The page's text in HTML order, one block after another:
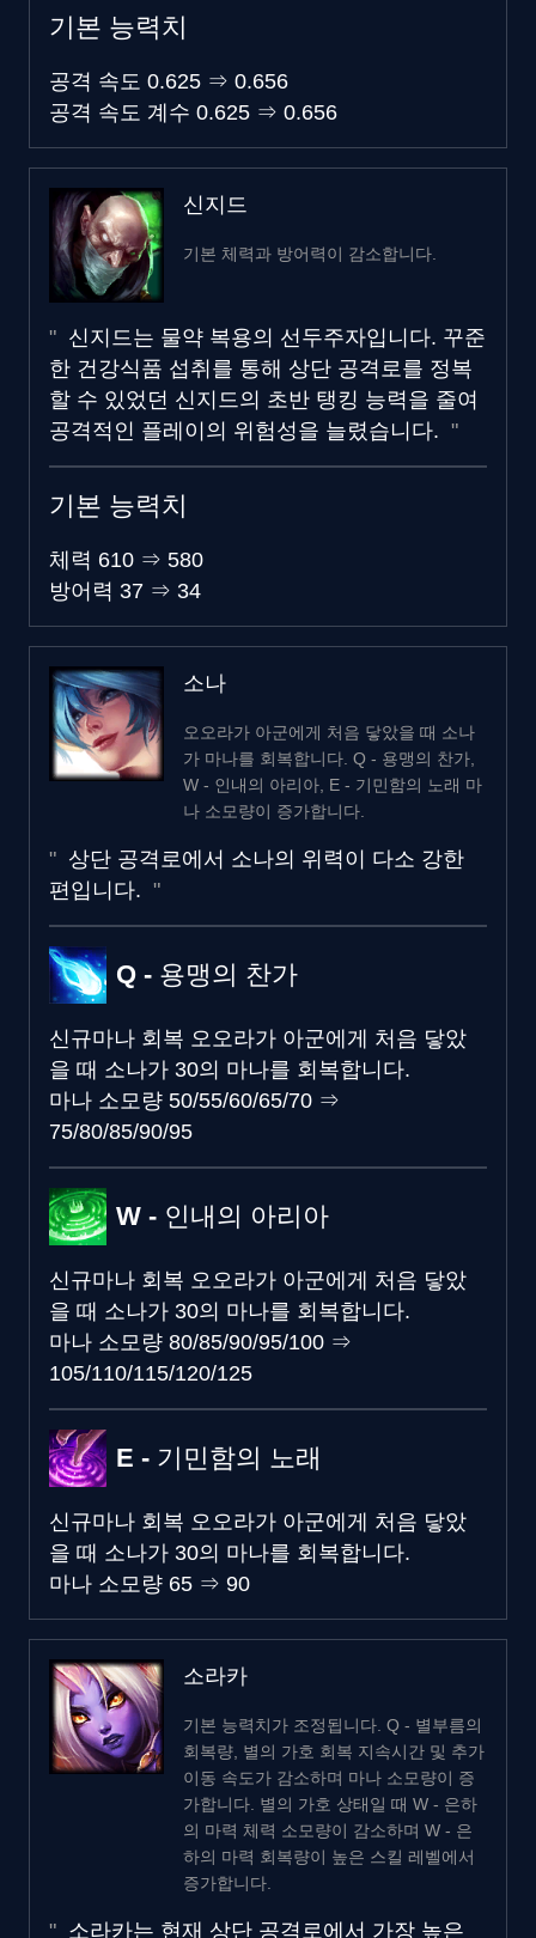
기본 능력치
공격 속도 0.625 ⇒ 0.656
공격 속도 계수 0.625 ⇒ 0.656
신지드
기본 체력과 방어력이 감소합니다.
신지드는 물약 복용의 선두주자입니다. 꾸준
한 건강식품 섭취를 통해 상단 공격로를 정복
할 수 있었던 신지드의 초반 탱킹 능력을 줄여
공격적인 플레이의 위험성을 늘렸습니다.
기본 능력치
체력 610 ⇒ 580
방어력 37 ⇒ 34
소나
오오라가 아군에게 처음 닿았을 때 소나
가 마나를 회복합니다. Q - 용맹의 찬가,
W - 인내의 아리아, E - 기민함의 노래 마
나 소모량이 증가합니다.
상단 공격로에서 소나의 위력이 다소 강한
편입니다.
Q - 용맹의 찬가
신규마나 회복 오오라가 아군에게 처음 닿았
을 때 소나가 30의 마나를 회복합니다.
마나 소모량 50/55/60/65/70 ⇒
75/80/85/90/95
W - 인내의 아리아
신규마나 회복 오오라가 아군에게 처음 닿았
을 때 소나가 30의 마나를 회복합니다.
마나 소모량 80/85/90/95/100 ⇒
105/110/115/120/125
E - 기민함의 노래
신규마나 회복 오오라가 아군에게 처음 닿았
을 때 소나가 30의 마나를 회복합니다.
마나 소모량 65 ⇒ 90
소라카
기본 능력치가 조정됩니다. Q - 별부름의
회복량, 별의 가호 회복 지속시간 및 추가
이동 속도가 감소하며 마나 소모량이 증
가합니다. 별의 가호 상태일 때 W - 은하
의 마력 체력 소모량이 감소하며 W - 은
하의 마력 회복량이 높은 스킬 레벨에서
증가합니다.
소라카는 현재 상단 공격로에서 가장 높은